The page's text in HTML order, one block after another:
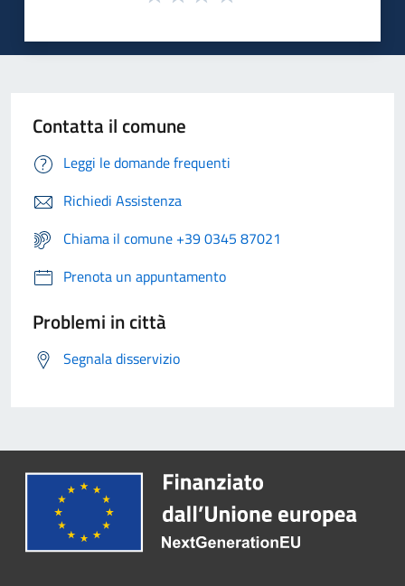
Contatta il comune
Leggi le domande frequenti
Richiedi Assistenza
Chiama il comune +39 0345 87021
Prenota un appuntamento
Problemi in città
Segnala disservizio